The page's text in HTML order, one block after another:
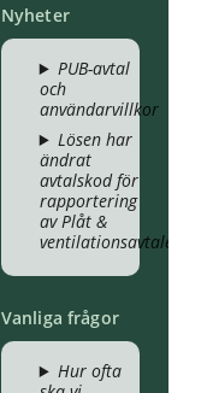
Nyheter
PUB-avtal
och
användarvillkor
Lösen har
ändrat
avtalskod för
rapportering
av Plåt &
ventilationsavtalet
Vanliga frågor
Hur ofta